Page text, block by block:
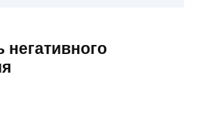
негативного